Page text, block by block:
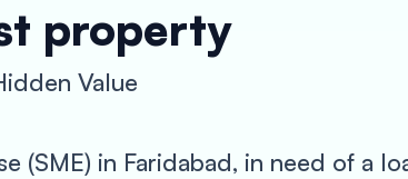
property
Value
(SME) in Faridabad, in need of a